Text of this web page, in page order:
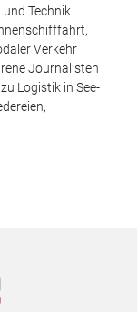
Technik.
Verkehr
Journalisten
Logistik in See-